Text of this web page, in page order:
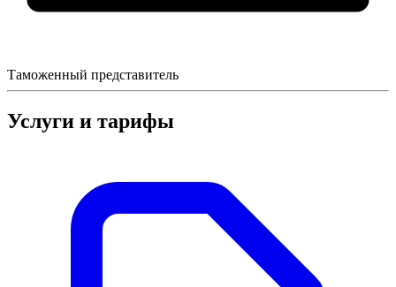
Таможенный представитель
Услуги и тарифы